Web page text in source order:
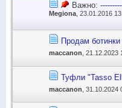
Важно:
Megiona , 23.01.2016
Продам
maccanon , 21.12.2023
Туфли "Tasso
maccanon , 31.10.2024